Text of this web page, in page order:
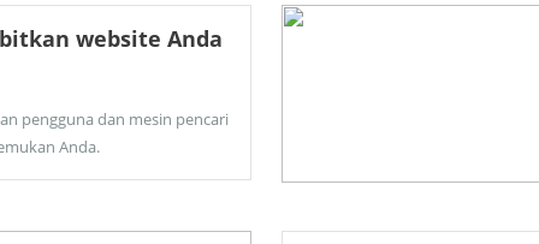
website Anda
pengguna dan mesin pencari
Anda.